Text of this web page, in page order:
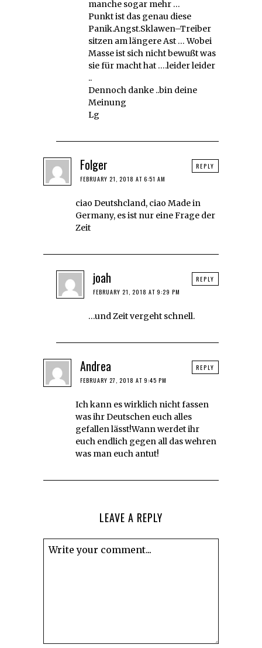
manche sogar mehr …
Punkt ist das genau diese
Panik.Angst.Sklawen–Treiber
sitzen am längere Ast … Wobei
Masse ist sich nicht bewußt was
sie für macht hat ….leider leider
..
Dennoch danke ..bin deine
Meinung
Lg
Folger
FEBRUARY 21, 2018 AT 6:51 AM
ciao Deutshcland, ciao Made in
Germany, es ist nur eine Frage der
Zeit
REPLY
joah
FEBRUARY 21, 2018 AT 9:29 PM
…und Zeit vergeht schnell.
REPLY
Andrea
FEBRUARY 27, 2018 AT 9:45 PM
Ich kann es wirklich nicht fassen
was ihr Deutschen euch alles
gefallen lässt!Wann werdet ihr
euch endlich gegen all das wehren
was man euch antut!
REPLY
LEAVE A REPLY